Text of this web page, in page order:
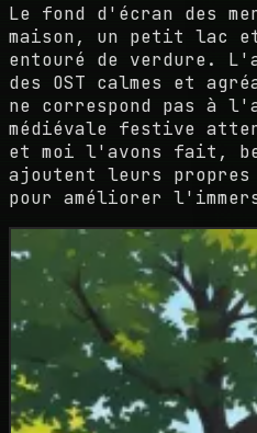
Le fond d'écran des
maison, un petit lac
entouré de verdure.
des OST calmes et
ne correspond pas à
médiévale festive
et moi l'avons fait,
ajoutent leurs propres
pour améliorer